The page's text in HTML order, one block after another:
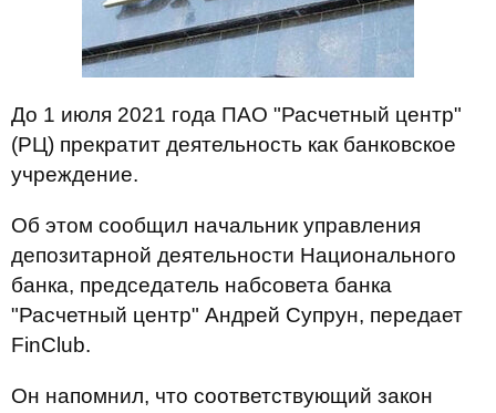
До 1 июля 2021 года ПАО "Расчетный центр"
(РЦ) прекратит деятельность как банковское
учреждение.
Об этом сообщил начальник управления
депозитарной деятельности Национального
банка, председатель набсовета банка
"Расчетный центр" Андрей Супрун, передает
FinClub.
Он напомнил, что соответствующий закон